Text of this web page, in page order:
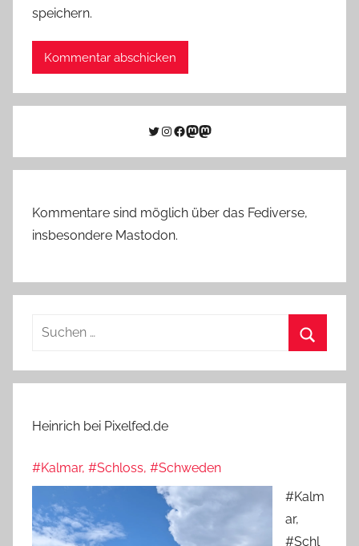
speichern.
Twitter
Instagram
Facebook
Link zu Mastodon
Mastodon
Kommentare sind möglich über das Fediverse,
insbesondere Mastodon.
Suchen
Heinrich bei Pixelfed.de
#Kalmar, #Schloss, #Schweden
#Kalm
ar,
#Schl